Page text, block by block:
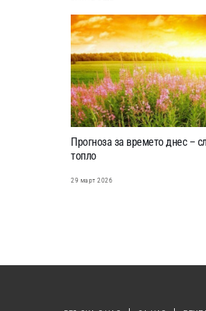
Прогноза за времето днес –
топло
29 март 2026